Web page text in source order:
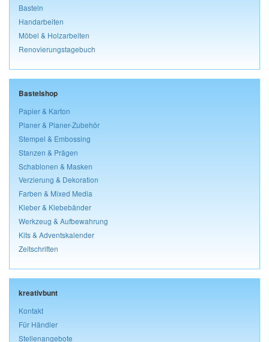
Basteln
Handarbeiten
Möbel & Holzarbeiten
Renovierungstagebuch
Bastelshop
Papier & Karton
Planer & Planer-Zubehör
Stempel & Embossing
Stanzen & Prägen
Schablonen & Masken
Verzierung & Dekoration
Farben & Mixed Media
Kleber & Klebebänder
Werkzeug & Aufbewahrung
Kits & Adventskalender
Zeitschriften
kreativbunt
Kontakt
Für Händler
Stellenangebote